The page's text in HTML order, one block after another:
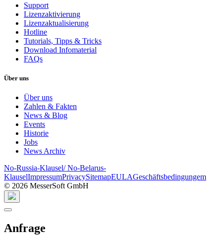
Support
Lizenzaktivierung
Lizenzaktualisierung
Hotline
Tutorials, Tipps & Tricks
Download Infomaterial
FAQs
Über uns
Über uns
Zahlen & Fakten
News & Blog
Events
Historie
Jobs
News Archiv
No-Russia-Klausel/ No-Belarus-
KlauselImpressumPrivacySitemapEULAGeschäftsbedingungem
© 2026 MesserSoft GmbH
Anfrage